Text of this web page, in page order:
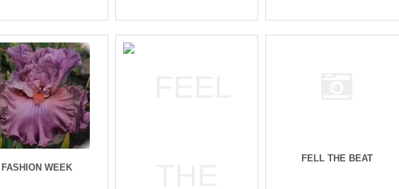
FASHION WEEK
FELL THE BEAT